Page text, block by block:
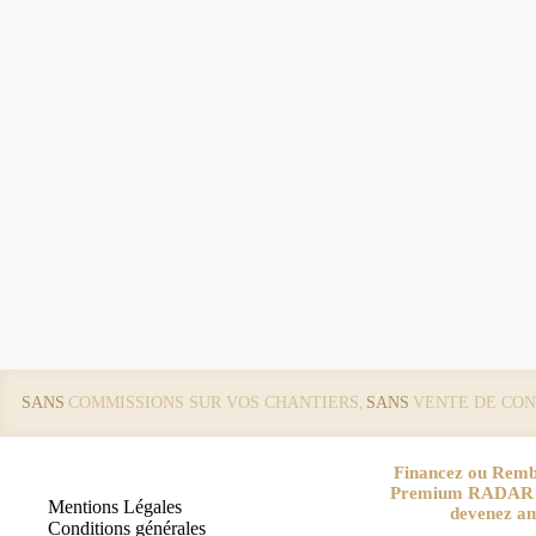
SANS COMMISSIONS SUR VOS CHANTIERS, SANS VENTE DE
Mentions Légales
Conditions générales
Financez ou
Premium
devenez